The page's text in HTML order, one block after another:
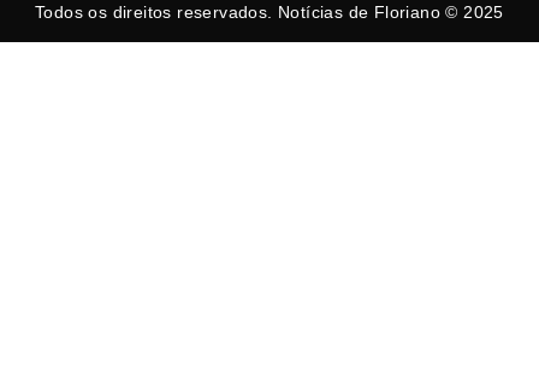
Todos os direitos reservados. Notícias de Floriano © 2025